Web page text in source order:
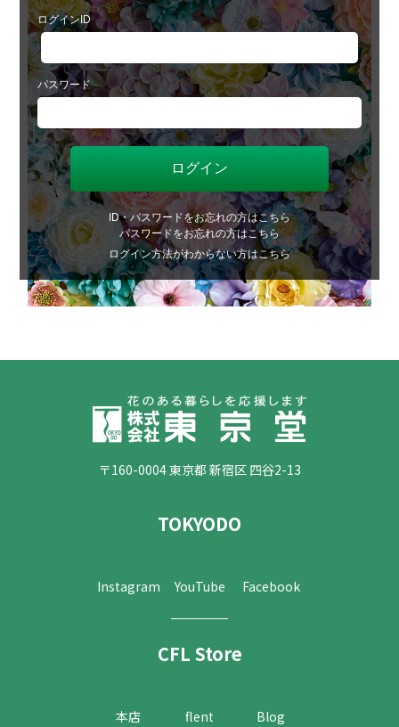
ログインID
パスワード
ID・パスワードをお忘れの方はこちら
パスワードをお忘れの方はこちら
ログイン方法がわからない方はこちら
〒160-0004 東京都 新宿区 四谷2-13
TOKYODO
Instagram YouTube Facebook
CFL Store
本店 flent Blog